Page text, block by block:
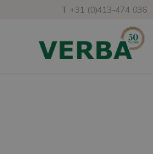
T +31 (0)413-474 036